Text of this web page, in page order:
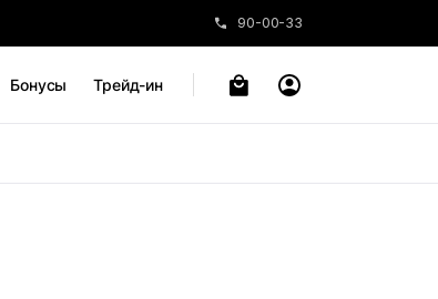
90-00-33
Бонусы Трейд-ин